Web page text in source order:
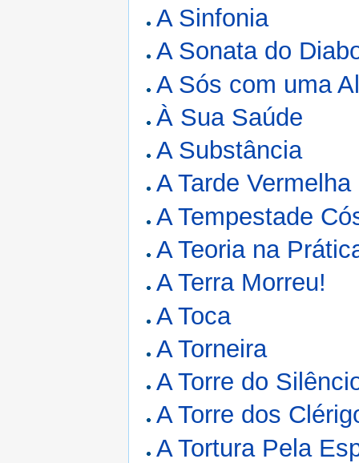
A Sinfonia
A Sonata do
A Sós com uma
À Sua Saúde
A Substância
A Tarde Vermelha
A Tempestade
A Teoria na
A Terra Morreu!
A Toca
A Torneira
A Torre do
A Torre dos
A Tortura Pela